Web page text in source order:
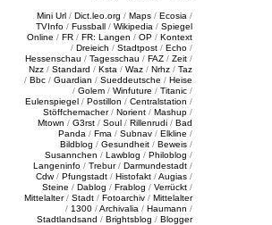
Mini Url / Dict.leo.org / Maps / Ecosia /
TVInfo / Fussball / Wikipedia / Spiegel
Online / FR / FR: Langen / OP / Kontext
/ Dreieich / Stadtpost / Echo /
Hessenschau / Tagesschau / FAZ / Zeit /
Nzz / Standard / Ksta / Waz / Nrhz / Taz
/ Bbc / Guardian / Sueddeutsche / Heise
/ Golem / Winfuture / Titanic /
Eulenspiegel / Postillon / Centralstation /
Stöffchemacher/ Norient / Mashup /
Mtown / G3rst / Soul / Rillenrudi / Bad
Panda / Fma / Subnav / Elkline /
Bildblog / Gesundheit / Beweis /
Susannchen / Lawblog / Philoblog /
Langeninfo / Trebur/ Darmundestadt /
Cdw/ Pfungstadt / Histofakt /Augias /
Steine / Dablog / Frablog / Verrückt /
Mittelalter/ Stadt / Fotoarchiv / Mittelalter
/ 1300 /Archivalia / Haumann /
Stadtlandsand / Brightsblog / Blogger